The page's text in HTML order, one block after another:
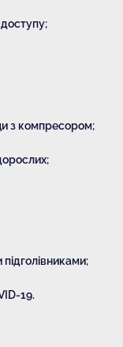
з компресором;
19.